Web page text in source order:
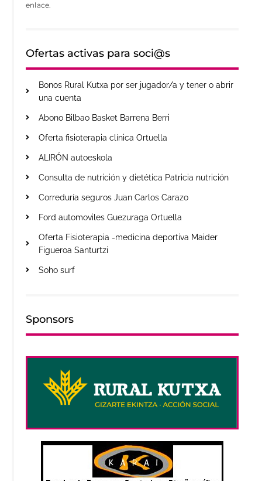
enlace.
Ofertas activas para soci@s
Bonos Rural Kutxa por ser jugador/a y tener o abrir
una cuenta
Abono Bilbao Basket Barrena Berri
Oferta fisioterapia clínica Ortuella
ALIRÓN autoeskola
Consulta de nutrición y dietética Patricia nutrición
Correduría seguros Juan Carlos Carazo
Ford automoviles Guezuraga Ortuella
Oferta Fisioterapia -medicina deportiva Maider
Figueroa Santurtzi
Soho surf
Sponsors